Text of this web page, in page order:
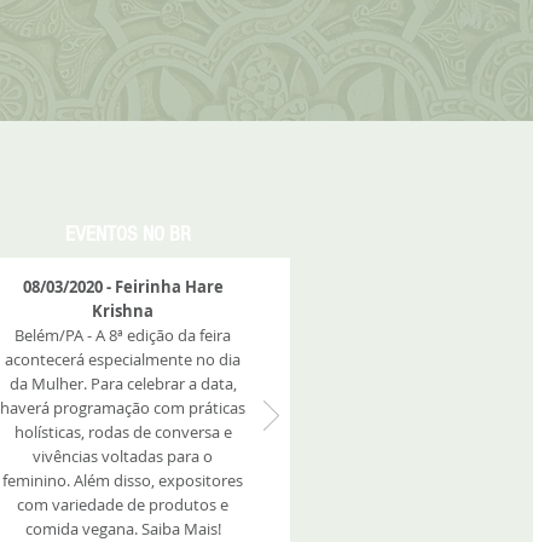
08/03/2020 - Feirinha Hare
Krishna
Belém/PA - A 8ª edição da feira
acontecerá especialmente no dia
da Mulher. Para celebrar a data,
haverá programação com práticas
holísticas, rodas de conversa e
vivências voltadas para o
feminino. Além disso, expositores
com variedade de produtos e
comida vegana. Saiba Mais!